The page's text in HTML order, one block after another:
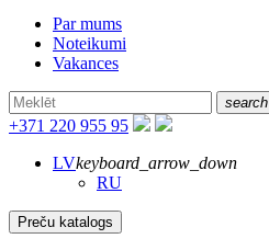
Par mums
Noteikumi
Vakances
search
+371 220 955 95
LVkeyboard_arrow_down
RU
Preču katalogs